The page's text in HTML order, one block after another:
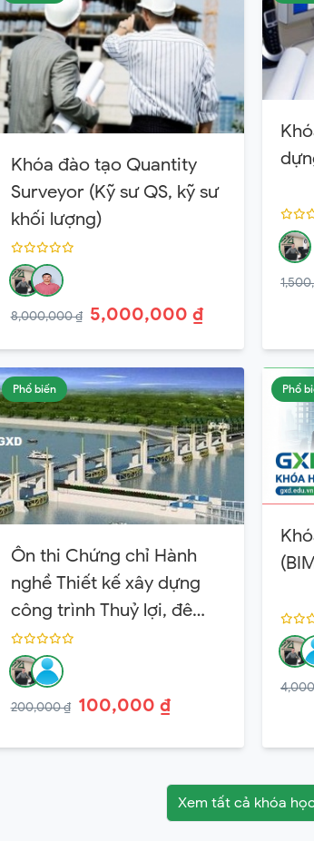
Khóa đào tạo Quantity
Surveyor (Kỹ sư QS, kỹ sư
khối lượng)
8,000,000 ₫ 5,000,000 ₫
Phổ biến
Ôn thi Chứng chỉ Hành
nghề Thiết kế xây dựng
công trình Thuỷ lợi, đê
điều Hạng 3
200,000 ₫ 100,000 ₫
Phổ
Xem tất cả khóa học